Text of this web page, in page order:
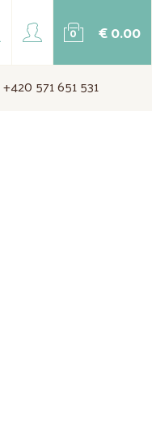
0 € 0.00
+420 571 651 531